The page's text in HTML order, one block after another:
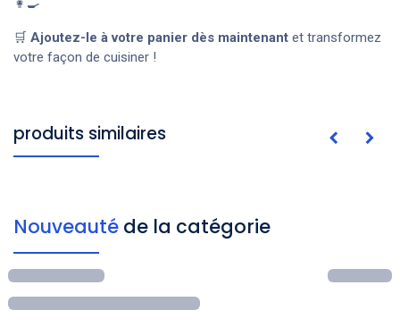
👩‍🍳
🛒 Ajoutez-le à votre panier dès maintenant et transformez
votre façon de cuisiner !
produits similaires
Nouveauté de la catégorie